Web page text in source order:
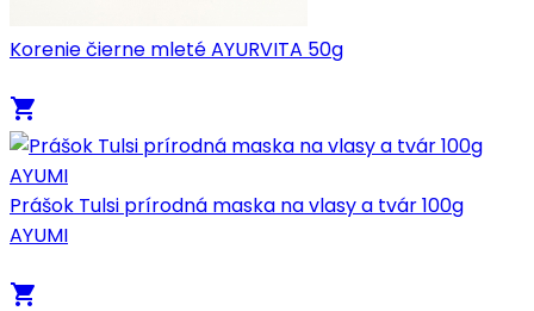
Korenie čierne mleté AYURVITA 50g
local_grocery_store
Prášok Tulsi prírodná maska na vlasy a tvár 100g
AYUMI
local_grocery_store